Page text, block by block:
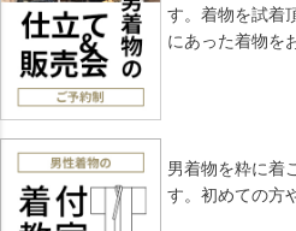
す。着物を試着
にあった着物を
男着物を粋に着
す。初めての方